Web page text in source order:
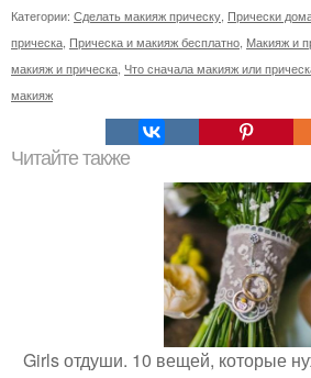
Категории: Сделать макияж прическу Прически
прическа Прическа и макияж бесплатно Макияж и
макияж и прическа Что сначала макияж или
макияж
Читайте также
Girls отдуши. 10 вещей, которые